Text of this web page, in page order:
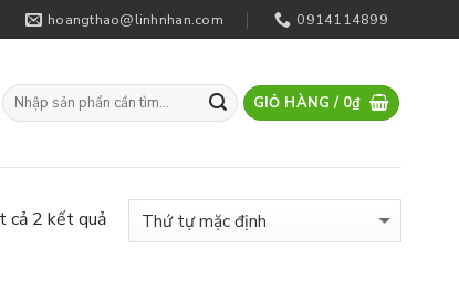
hoangthao@linhnhan.com 0914114899
GIỎ HÀNG / 0₫
cả 2 kết quả